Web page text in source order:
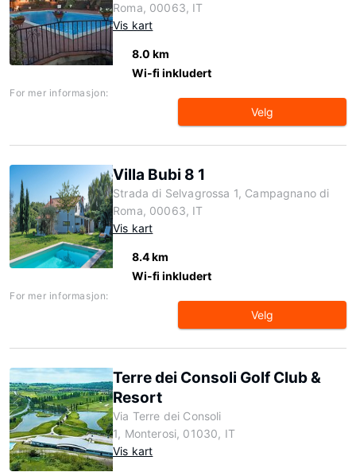
Roma, 00063, IT
Vis kart
8.0 km
Wi-fi inkludert
For mer informasjon:
Velg
Villa Bubi 8 1
Strada di Selvagrossa 1, Campagnano di
Roma, 00063, IT
Vis kart
8.4 km
Wi-fi inkludert
For mer informasjon:
Velg
Terre dei Consoli Golf Club &
Resort
Via Terre dei Consoli
1, Monterosi, 01030, IT
Vis kart